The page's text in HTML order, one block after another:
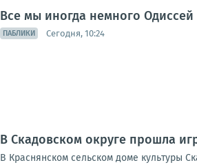
Все мы иногда немного Одиссей
ПАБЛИКИ Сегодня, 10:24
В Скадовском округе прошла
В Краснянском сельском доме культуры